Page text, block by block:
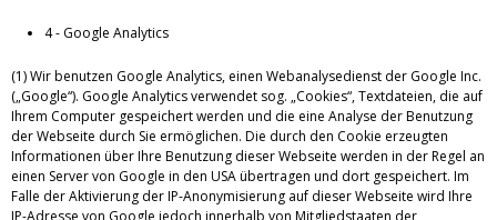
4 - Google Analytics
(1) Wir benutzen Google Analytics, einen Webanalysedienst der Google Inc.
(„Google“). Google Analytics verwendet sog. „Cookies“, Textdateien, die auf
Ihrem Computer gespeichert werden und die eine Analyse der Benutzung
der Webseite durch Sie ermöglichen. Die durch den Cookie erzeugten
Informationen über Ihre Benutzung dieser Webseite werden in der Regel an
einen Server von Google in den USA übertragen und dort gespeichert. Im
Falle der Aktivierung der IP-Anonymisierung auf dieser Webseite wird Ihre
IP-Adresse von Google jedoch innerhalb von Mitgliedstaaten der